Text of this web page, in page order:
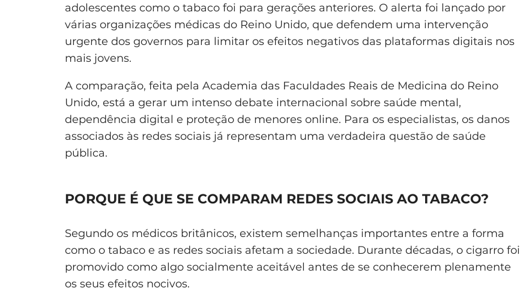
adolescentes como o tabaco foi para gerações anteriores. O alerta foi lançado por
várias organizações médicas do Reino Unido, que defendem uma intervenção
urgente dos governos para limitar os efeitos negativos das plataformas digitais nos
mais jovens.
A comparação, feita pela Academia das Faculdades Reais de Medicina do Reino
Unido, está a gerar um intenso debate internacional sobre saúde mental,
dependência digital e proteção de menores online. Para os especialistas, os danos
associados às redes sociais já representam uma verdadeira questão de saúde
pública.
PORQUE É QUE SE COMPARAM REDES SOCIAIS AO TABACO?
Segundo os médicos britânicos, existem semelhanças importantes entre a forma
como o tabaco e as redes sociais afetam a sociedade. Durante décadas, o cigarro foi
promovido como algo socialmente aceitável antes de se conhecerem plenamente
os seus efeitos nocivos.